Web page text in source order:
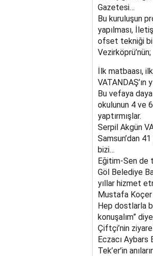
Gazetesi…
Bu kuruluşun
yapılması,
ofset tekniği
Vezirköprü’nün;
İlk matbaası,
Bu vefaya
okulunun 4 ve
yaptırmışlar.
Serpil Akgün
Samsun’dan
bizi…
Eğitim-Sen de
Göl Belediye
yıllar hizmet
Mustafa Koçer
Hep dostlarla
konuşalım”
Çiftçi’nin
Eczacı Aybars
Tek’er’in